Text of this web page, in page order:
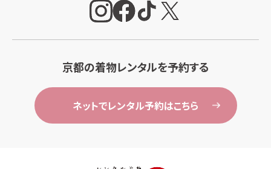
京都の着物レンタルを予約する
ネットでレンタル予約はこちら